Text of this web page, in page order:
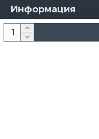
Информация
О компании
Новости и акции